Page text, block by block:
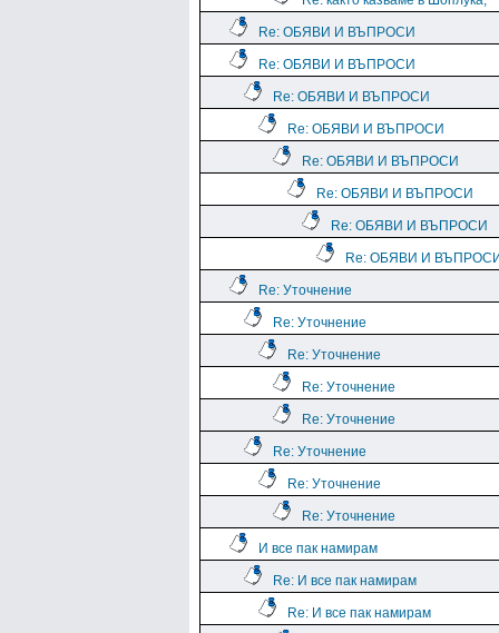
Re: ОБЯВИ И ВЪПРОСИ
Re: ОБЯВИ И ВЪПРОСИ
Re: ОБЯВИ И ВЪПРОСИ
Re: ОБЯВИ И ВЪПРОСИ
Re: ОБЯВИ И ВЪПРОСИ
Re: ОБЯВИ И ВЪПРОСИ
Re: ОБЯВИ И ВЪПРОСИ
Re: ОБЯВИ И
Re: Уточнение
Re: Уточнение
Re: Уточнение
Re: Уточнение
Re: Уточнение
Re: Уточнение
Re: Уточнение
Re: Уточнение
И все пак намирам
Re: И все пак намирам
Re: И все пак намирам